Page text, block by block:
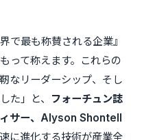
で最も称賛される企業』
って称えます。これらの
なリーダーシップ、そし
た」と、
フォーチュン誌
ィサー、Alyson Shontell
に進化する技術が産業全